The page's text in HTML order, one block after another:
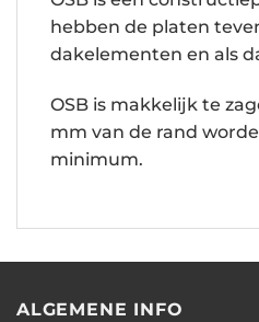
hebben de platen
dakelementen en als
OSB is makkelijk te
mm van de rand
minimum.
ALGEMENE INFO